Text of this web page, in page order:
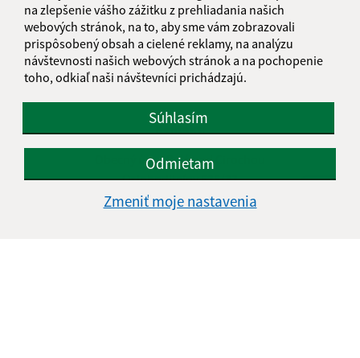
na zlepšenie vášho zážitku z prehliadania našich
webových stránok, na to, aby sme vám zobrazovali
prispôsobený obsah a cielené reklamy, na analýzu
návštevnosti našich webových stránok a na pochopenie
toho, odkiaľ naši návštevníci prichádzajú.
Súhlasím
Odmietam
Zmeniť moje nastavenia
Streda:
08:00 - 12:00 13.00 - 15.30
Štvrtok:
08:00 - 12:00 13.00 - 15.30
Piatok:
08:00 - 12:00 nestránkový deň
Obedňajšia prestávka:12:00 - 13:00
Kontakt:
Obecný úrad Belá nad Cirochou
Osloboditeľov 535/33
067 81 Belá nad Cirochou